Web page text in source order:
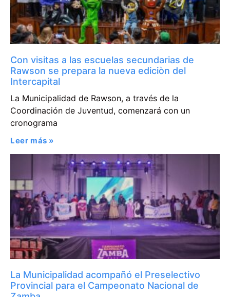
Con visitas a las escuelas secundarias de
Rawson se prepara la nueva ediciòn del
Intercapital
La Municipalidad de Rawson, a través de la
Coordinación de Juventud, comenzará con un
cronograma
Leer más »
La Municipalidad acompañó el Preselectivo
Provincial para el Campeonato Nacional de